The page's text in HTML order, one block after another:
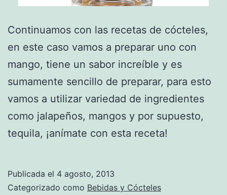
Continuamos con las recetas de cócteles,
en este caso vamos a preparar uno con
mango, tiene un sabor increíble y es
sumamente sencillo de preparar, para esto
vamos a utilizar variedad de ingredientes
como jalapeños, mangos y por supuesto,
tequila, ¡anímate con esta receta!
Publicada el 4 agosto, 2013
Categorizado como Bebidas y Cócteles